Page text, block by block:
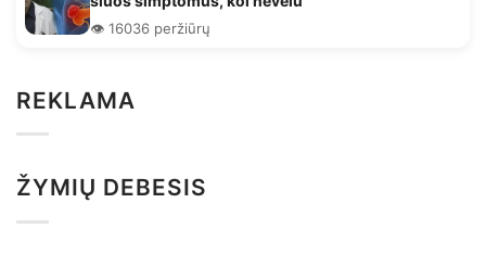
👁️ 16036 peržiūrų
REKLAMA
ŽYMIŲ DEBESIS